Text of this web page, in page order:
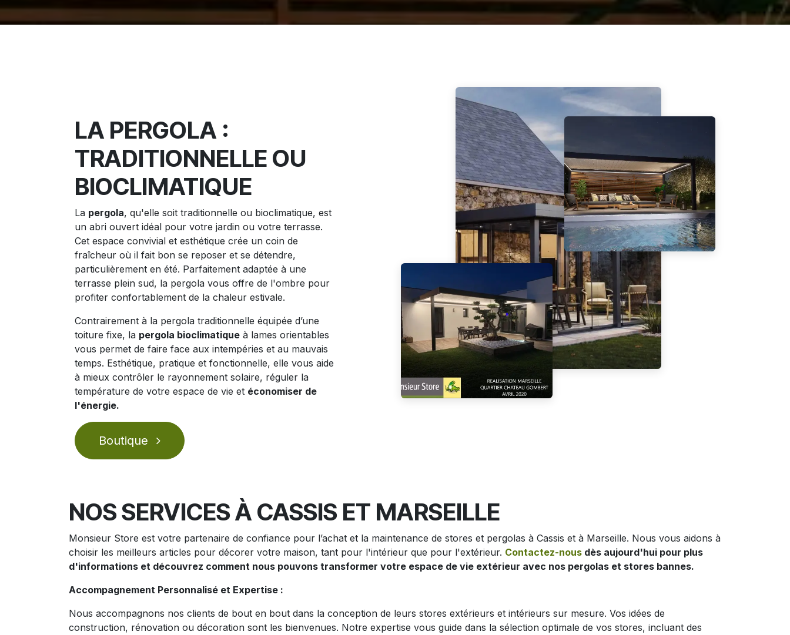
LA PERGOLA :
TRADITIONNELLE OU
BIOCLIMATIQUE
La pergola, qu'elle soit traditionnelle ou bioclimatique, est
un abri ouvert idéal pour votre jardin ou votre terrasse.
Cet espace convivial et esthétique crée un coin de
fraîcheur où il fait bon se reposer et se détendre,
particulièrement en été. Parfaitement adaptée à une
terrasse plein sud, la pergola vous offre de l'ombre pour
profiter confortablement de la chaleur estivale.
Contrairement à la pergola traditionnelle équipée d’une
toiture fixe, la pergola bioclimatique à lames orientables
vous permet de faire face aux intempéries et au mauvais
temps. Esthétique, pratique et fonctionnelle, elle vous aide
à mieux contrôler le rayonnement solaire, réguler la
température de votre espace de vie et économiser de
l'énergie.
Boutique
NOS SERVICES À CASSIS ET MARSEILLE
Monsieur Store est votre partenaire de confiance pour l’achat et la maintenance de stores et pergolas à Cassis et à Marseille. Nous vous aidons à
choisir les meilleurs articles pour décorer votre maison, tant pour l'intérieur que pour l'extérieur. Contactez-nous dès aujourd'hui pour plus
d'informations et découvrez comment nous pouvons transformer votre espace de vie extérieur avec nos pergolas et stores bannes.
Accompagnement Personnalisé et Expertise :
Nous accompagnons nos clients de bout en bout dans la conception de leurs stores extérieurs et intérieurs sur mesure. Vos idées de
construction, rénovation ou décoration sont les bienvenues. Notre expertise vous guide dans la sélection optimale de vos stores, incluant des